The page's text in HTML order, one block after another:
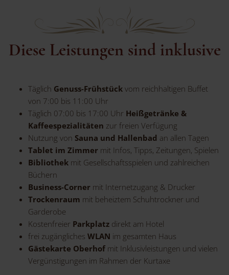
Diese Leistungen sind inklusive
Täglich Genuss-Frühstück vom reichhaltigen Buffet
von 7:00 bis 11:00 Uhr
Täglich 07:00 bis 17:00 Uhr Heißgetränke &
Kaffeespezialitäten zur freien Verfügung
Nutzung von Sauna und Hallenbad an allen Tagen
Tablet im Zimmer mit Infos, Tipps, Zeitungen, Spielen
Bibliothek mit Gesellschaftsspielen und zahlreichen
Büchern
Business-Corner mit Internetzugang & Drucker
Trockenraum mit beheiztem Schuhtrockner und
Garderobe
Kostenfreier Parkplatz direkt am Hotel
frei zugängliches WLAN im gesamten Haus
Gästekarte Oberhof mit Inklusivleistungen und vielen
Vergünstigungen im Rahmen der Kurtaxe